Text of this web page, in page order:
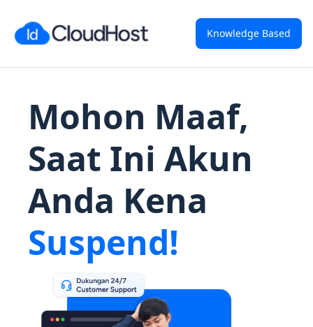
Knowledge Based
Mohon Maaf,
Saat Ini Akun
Anda Kena
Suspend!